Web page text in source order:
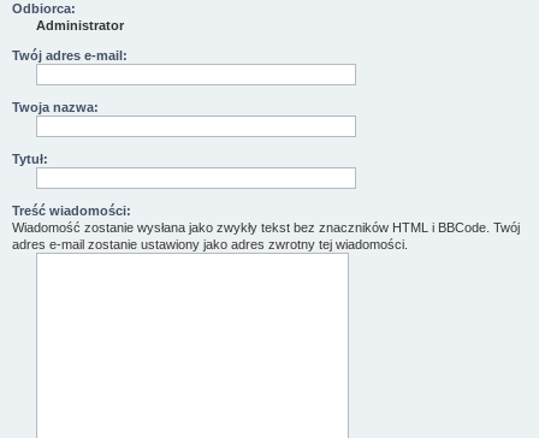
Odbiorca:
Administrator
Twój adres e-mail:
Twoja nazwa:
Tytuł:
Treść wiadomości:
Wiadomość zostanie wysłana jako zwykły tekst bez znaczników HTML i BBCode. Twój
adres e-mail zostanie ustawiony jako adres zwrotny tej wiadomości.